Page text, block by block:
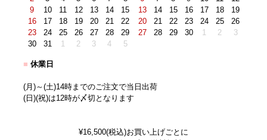
9
10 11 12 13 14
15
16
17 18 19 20 21
22
23
24 25 26 27 28
29
30
31 1 2 3 4 5
13
14 15 16 17 18
19
20
21 22 23 24 25
26
27
28 29 30 1 2 3
■ 休業日
(月)～(土)14時までのご注文で当日出荷
(日)(祝)は12時が〆切となります
¥16,500(税込)お買い上げごとに